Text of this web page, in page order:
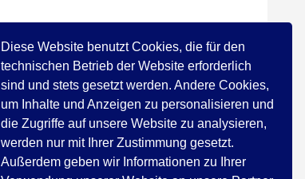
Diese Website benutzt Cookies, die für den
technischen Betrieb der Website erforderlich
sind und stets gesetzt werden. Andere Cookies,
um Inhalte und Anzeigen zu personalisieren und
die Zugriffe auf unsere Website zu analysieren,
werden nur mit Ihrer Zustimmung gesetzt.
Außerdem geben wir Informationen zu Ihrer
Dann abonnieren Sie den
Newsletter des
Internationalen Rates der
Christen und Juden!
Jetzt registrieren!